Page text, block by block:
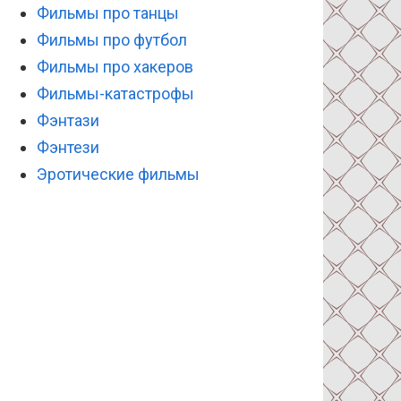
Фильмы про танцы
Фильмы про футбол
Фильмы про хакеров
Фильмы-катастрофы
Фэнтази
Фэнтези
Эротические фильмы